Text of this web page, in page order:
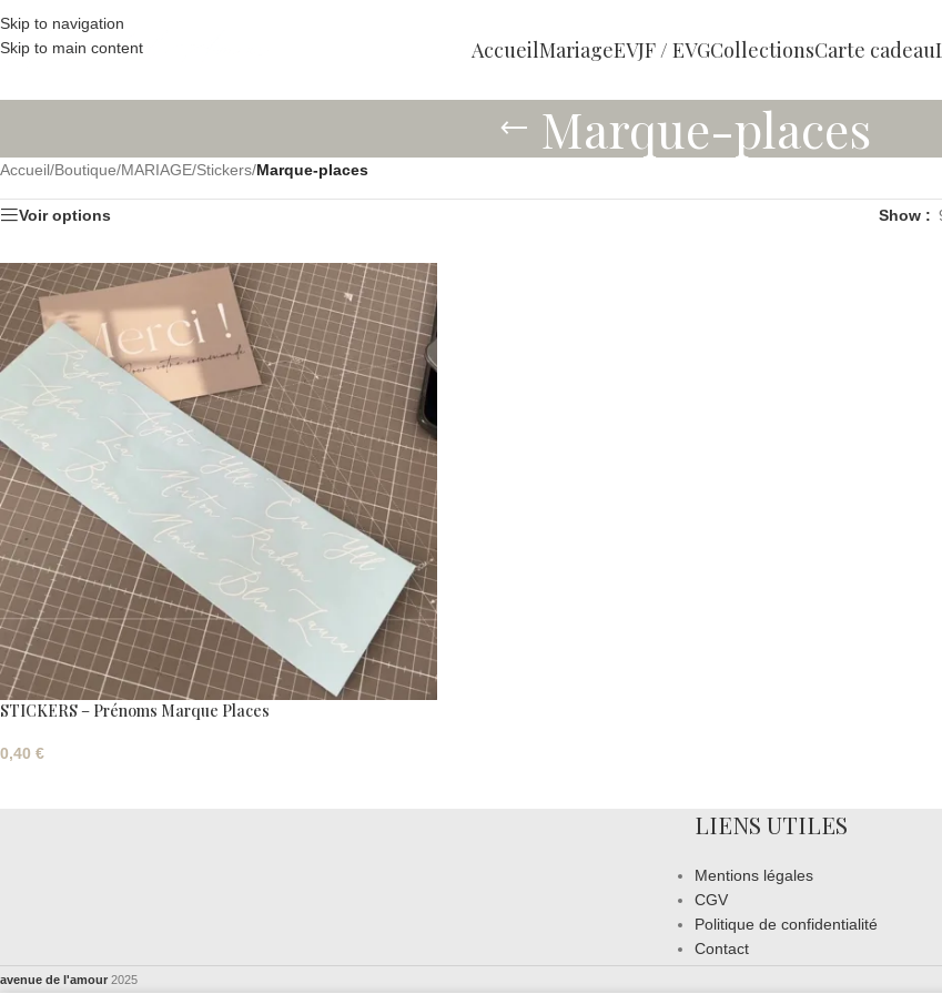
Skip to navigation
Skip to main content
AccueilMariageEVJF / EVGCollectionsCarte cadeau
Marque-places
Accueil/Boutique/MARIAGE/Stickers/Marque-places
Voir options Show
STICKERS – Prénoms Marque Places
0,40 €
LIENS UTILES
Mentions légales
CGV
Politique de confidentialité
Contact
avenue de l'amour 2025